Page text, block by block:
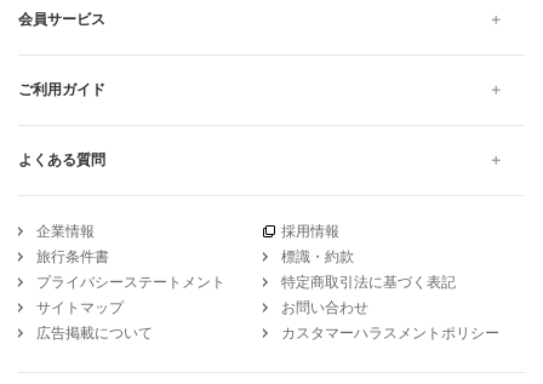
会員サービス
ご利用ガイド
よくある質問
企業情報
採用情報
旅行条件書
標識・約款
プライバシーステートメント
特定商取引法に基づく表記
サイトマップ
お問い合わせ
広告掲載について
カスタマーハラスメントポリシー